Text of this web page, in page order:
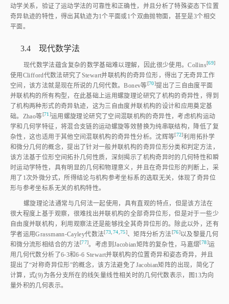
动学关系，验证了运动学法的可靠性和正确性，并且分析了特殊姿态下位置
奇异轨迹的特性，得出其轨迹为1个平面或1个双曲抛物面，甚至是3个相交
平面。
3.4 现代数学法
现代数学法蕴含复杂的数学基础难以理解，因此很少使用。Collins[69]
使用Clifford代数法研究了Stewart并联机构的奇异位形，得出了无奇异工作
空间，该方法就是现在所说的几何代数。Bonev等[70]提出了三自由度平面
并联机构的所有构型，在此基础上运用螺旋理论研究了机构的奇异性，得到
了机构两种形式的奇异轨迹，这为三自由度并联机构的设计和应用奠定基
础。Zhao等[71 ]运用螺旋理论研究了空间混联机构的奇异性，考虑机构运动
学和几何学特征，将混合支链的运动螺旋等效替换为纯串联结构，降低了复
杂性，这也适用于其他空间混联机构的奇异性分析。沈辉等[72]利用拓扑学
和微分几何的概念，提出了针对一般并联机构的奇异位形分类和判定方法，
该方法基于位形空间拓扑几何性质，深刻揭示了机构奇异时的几何特性和瞬
时运动学特性，具有明显的几何和物理意义，并且在奇异位形的判断上，采
用了1次外微分式，所得结论与机构参考坐标系的选取无关，体现了奇异位
形与参考坐标系无关的机构特性。
螺旋理论法通常与几何法一起使用，具有直观的特点，但是该方法在
很大程度上基于观察，很难找出并联机构的全部奇异位形，但是对于一些少
自由度并联机构，利用观察法还是能够找全其奇异位形的。除此以外，还有
学者运用Grassmann⁃Cayley代数法[73 74 75]、矩阵分析方法[76]以及黎曼几何
和微分流形相结合的方法[77]。考虑到Jacobian矩阵的复杂性，马嘉熠[78]运
用几何代数分析了6⁃3和6⁃6 Stewart并联机构的位置奇异和姿态奇异，并且
提出了“对称奇异位形”的概念，该方法避免了Jacobian矩阵的出现，简化了
计算，式(9)为各分支所在的线矢量线性相关时的几何代数表示， 图13为向
量外积的几何表示。